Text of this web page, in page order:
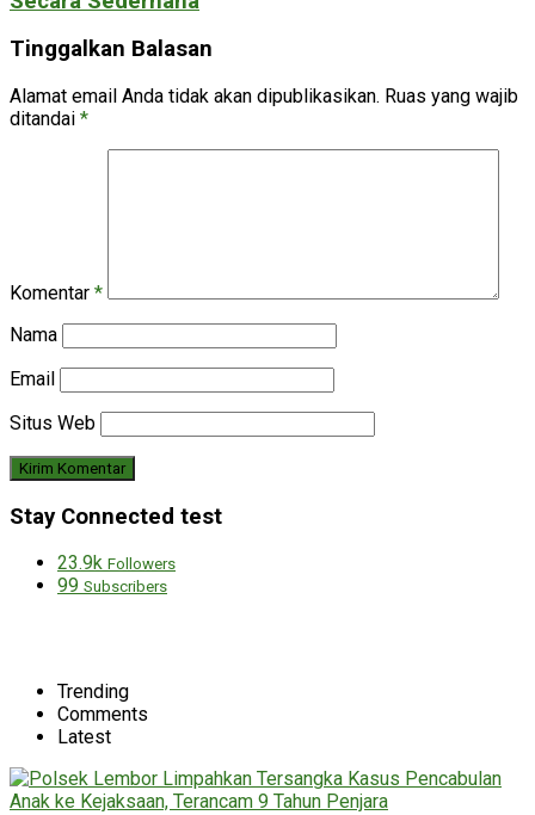
Tinggalkan Balasan
Alamat email Anda tidak akan dipublikasikan. Ruas yang wajib
ditandai *
Komentar *
Nama
Email
Situs Web
Stay Connected test
23.9k Followers
99 Subscribers
Trending
Comments
Latest